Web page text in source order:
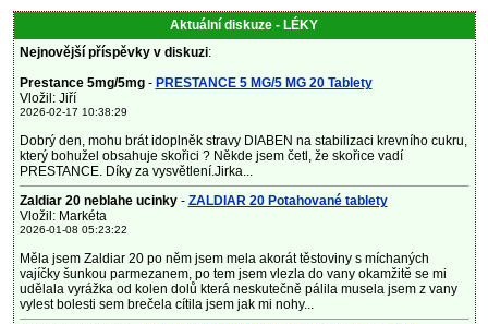
Aktuální diskuze - LÉKY
Nejnovější příspěvky v diskuzi:
Prestance 5mg/5mg- PRESTANCE 5 MG/5 MG 20 Tablety
Vložil: Jiří
2026-02-17 10:38:29
Dobrý den, mohu brát idoplněk stravy DIABEN na stabilizaci krevního cukru,
který bohužel obsahuje skořici ? Někde jsem četl, že skořice vadí
PRESTANCE. Díky za vysvětlení.Jirka...
Zaldiar 20 neblahe ucinky- ZALDIAR 20 Potahované tablety
Vložil: Markéta
2026-01-08 05:23:22
Měla jsem Zaldiar 20 po něm jsem mela akorát těstoviny s míchaných
vajíčky šunkou parmezanem, po tem jsem vlezla do vany okamžitě se mi
udělala vyrážka od kolen dolů která neskutečně pálila musela jsem z vany
vylest bolesti sem brečela cítila jsem jak mi nohy...